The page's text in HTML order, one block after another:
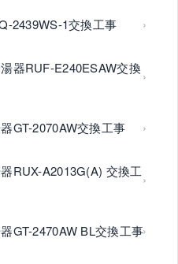
2439WS-1交換工事
器RUF-E240ESAW交換
GT-2070AW交換工事
RUX-A2013G(A) 交換工
GT-2470AW BL交換工事